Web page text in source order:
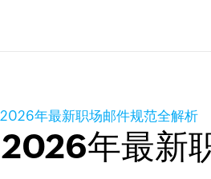
年最新职场邮件规范全解析
年最新